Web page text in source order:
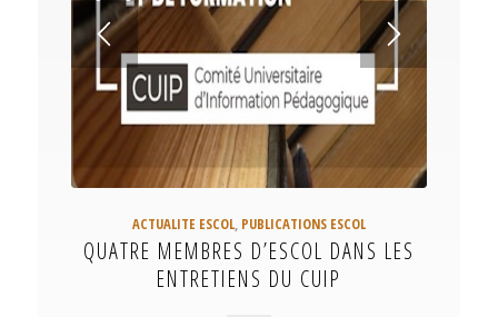
ACTUALITE ESCOL, PUBLICATIONS ESCOL
QUATRE MEMBRES D’ESCOL DANS LES
ENTRETIENS DU CUIP